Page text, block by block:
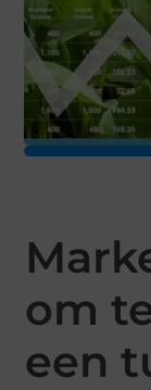
om
een